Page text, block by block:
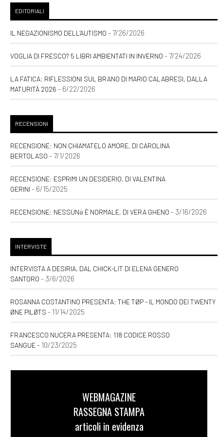
[19]
Tinazzi: pagina 69
[04]Una felicità semplice, di
Febbraio 2021
Valentina Pelliccia: pagina 69
Settembre 2020
[03]Storie delle Terre Unite.
Il risveglio della Fenice, di
Andrea Riccardo Gasparoni:
[20]Caro e stinto, di Maury
Incen: pagina 69
Maggio 2020
[15]Natura morta, di Andrea
I racconti incantati,
Gloria Donati: pagina 69
EDITORIALI
IL NEGAZIONISMO DELL'AUTISMO - 7/26/2026
VOGLIA DI FRESCO? 5 LIBRI AMBIENTATI IN INVERNO - 7/24/2026
LA FATICA: RIFLESSIONI SUL BRANO DI MARIO CALABRESI, DALLA
MATURITÀ 2026 - 6/22/2026
RECENSIONI
RECENSIONE: NON CHIAMATELO AMORE, DI CAROLINA
BERTOLASO - 7/1/2026
RECENSIONE: ESPRIMI UN DESIDERIO, DI VALENTINA
GERINI - 6/15/2025
RECENSIONE: NESSUNƏ È NORMALE, DI VERA GHENO - 3/16/2026
INTERVISTE
INTERVISTA A DESIRIA, DAL CHICK-LIT DI ELENA GENERO
SANTORO - 3/6/2026
ROSANNA COSTANTINO PRESENTA: THE TØP - IL MONDO DEI TWENTY
ØNE PILØTS - 11/14/2025
FRANCESCO NUCERA PRESENTA: 118 CODICE ROSSO
SANGUE- 10/23/2025
WEBMAGAZINE
RASSEGNA STAMPA
articoli in evidenza